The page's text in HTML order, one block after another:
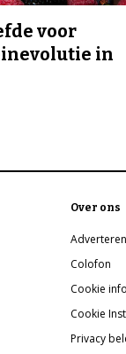
voor
in
Over ons
Adverteren
Colofon
Cookie
Cookie
Privacy